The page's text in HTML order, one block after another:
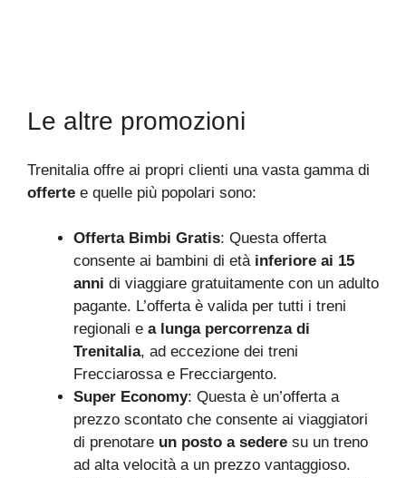
Le altre promozioni
Trenitalia offre ai propri clienti una vasta gamma di
offerte e quelle più popolari sono:
Offerta Bimbi Gratis: Questa offerta
consente ai bambini di età inferiore ai 15
anni di viaggiare gratuitamente con un adulto
pagante. L’offerta è valida per tutti i treni
regionali e a lunga percorrenza di
Trenitalia, ad eccezione dei treni
Frecciarossa e Frecciargento.
Super Economy: Questa è un’offerta a
prezzo scontato che consente ai viaggiatori
di prenotare un posto a sedere su un treno
ad alta velocità a un prezzo vantaggioso.